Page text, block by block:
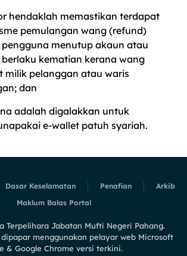
hendaklah memastikan terdapat
pemulangan wang (refund)
menutup akaun atau
kematian kerana wang
milik pelanggan atau waris
dan
adalah digalakkan untuk
e-wallet patuh syariah.
Dasar Keselamatan Penafian
Arkib
Maklum Balas Portal
Terpelihara Jabatan Mufti Negeri Pahang.
menggunakan pelayar web Microsoft
& Google Chrome versi terkini.